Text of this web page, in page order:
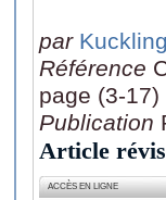
par
Référence
page (3-17)
Publication
Article
ACCÈS EN LIGNE